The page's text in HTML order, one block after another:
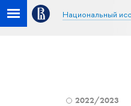
Национальный
2022/2023